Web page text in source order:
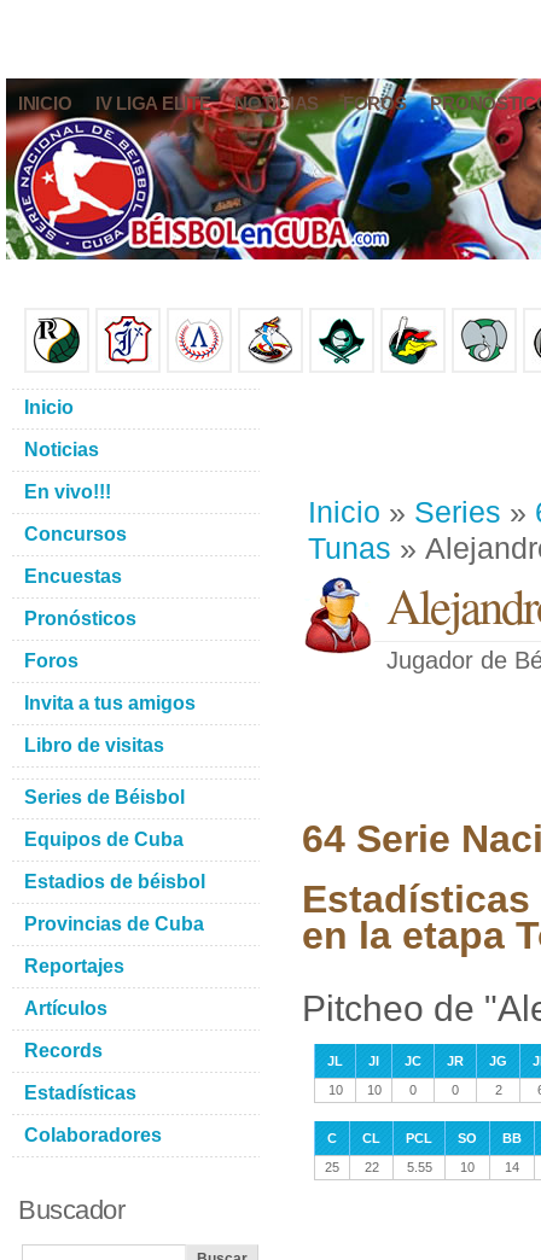
INICIO IV LIGA ELITE NOTICIAS FOROS
Inicio » Series »
Tunas »
Jugador de
64 Serie
en la etapa
Pitcheo de
JL JI JC JR JG
10
10 0 0 2
C CL PCL SO
BB
25
22 5.55 10 14
Inicio
Noticias
En vivo!!!
Concursos
Encuestas
Pronósticos
Foros
Invita a tus amigos
Libro de visitas
Series de Béisbol
Equipos de Cuba
Estadios de béisbol
Provincias de Cuba
Reportajes
Artículos
Records
Estadísticas
Colaboradores
Buscador